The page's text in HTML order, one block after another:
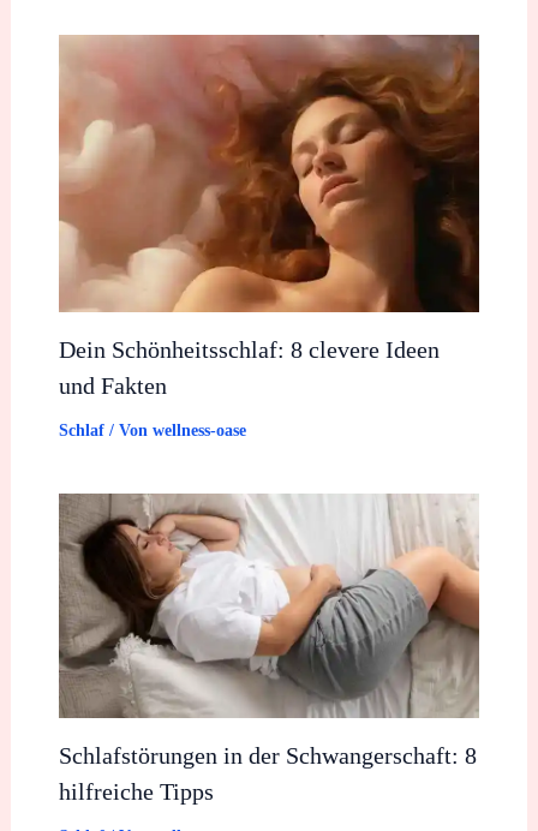
Dein Schönheitsschlaf: 8 clevere Ideen
und Fakten
Schlaf/ Von wellness-oase
Schlafstörungen in der Schwangerschaft: 8
hilfreiche Tipps